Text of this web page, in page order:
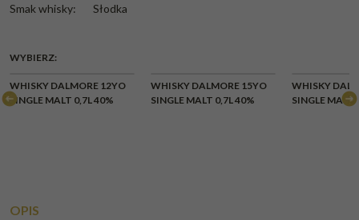
Smak whisky: Słodka
WYBIERZ:
WHISKY DALMORE 12YO
SINGLE MALT 0,7L 40%
WHISKY DALMORE 15YO
SINGLE MALT 0,7L 40%
WHISKY
SINGLE MALT
OPIS